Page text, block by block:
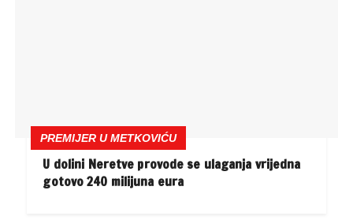
PREMIJER U METKOVIĆU
U dolini Neretve provode se ulaganja vrijedna
gotovo 240 milijuna eura